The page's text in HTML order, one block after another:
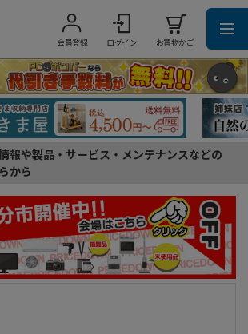
会員登録 ログイン お買物かご
報や製品・サービス・メンテナンスなどの
から